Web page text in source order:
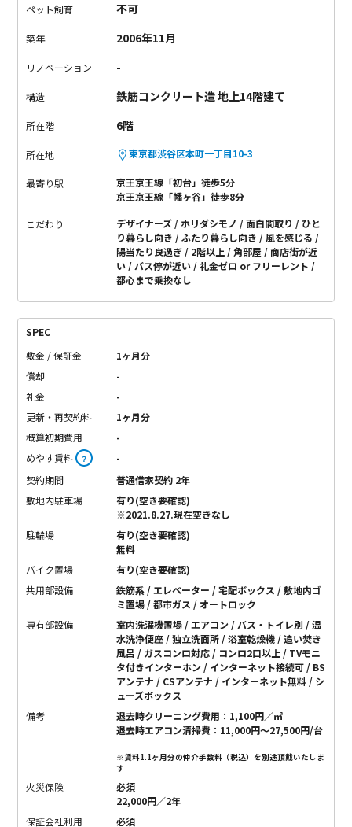
ペット飼育 不可
築年 2006年11月
リノベーション -
構造 鉄筋コンクリート造 地上14階建て
所在階 6階
所在地 東京都渋谷区本町一丁目10-3
最寄り駅
京王京王線「初台」徒歩5分
京王京王線「幡ヶ谷」徒歩8分
こだわり デザイナーズ ホリダシモノ 面白間取り
ひと
り暮らし向き
ふたり暮らし向き
風を感じる
陽当たり良過ぎ
2階以上 角部屋
商店街が近
い
バス停が近い
礼金ゼロ or フリーレント
都心まで乗換なし
SPEC
敷金 / 保証金
1ヶ月分
償却
-
礼金
-
更新・再契約料
1ヶ月分
概算初期費用
-
めやす賃料 ？
-
契約期間
普通借家契約 2年
敷地内駐車場
有り(空き要確認)
※2021.8.27.現在空きなし
駐輪場
有り(空き要確認)
無料
バイク置場
有り(空き要確認)
共用部設備
鉄筋系 / エレベーター / 宅配ボックス / 敷地内ゴ
ミ置場 / 都市ガス / オートロック
専有部設備
室内洗濯機置場 / エアコン / バス・トイレ別 / 温
水洗浄便座 / 独立洗面所 / 浴室乾燥機 / 追い焚き
風呂 / ガスコンロ対応 / コンロ2口以上 / TVモニ
タ付きインターホン / インターネット接続可 / BS
アンテナ / CSアンテナ / インターネット無料 / シ
ューズボックス
備考
退去時クリーニング費用：1,100円／㎡
退去時エアコン清掃費：11,000円〜27,500円/台
※賃料1.1ヶ月分の仲介手数料（税込）を別途頂戴いたしま
す
火災保険
必須
22,000円／2年
保証会社利用
必須